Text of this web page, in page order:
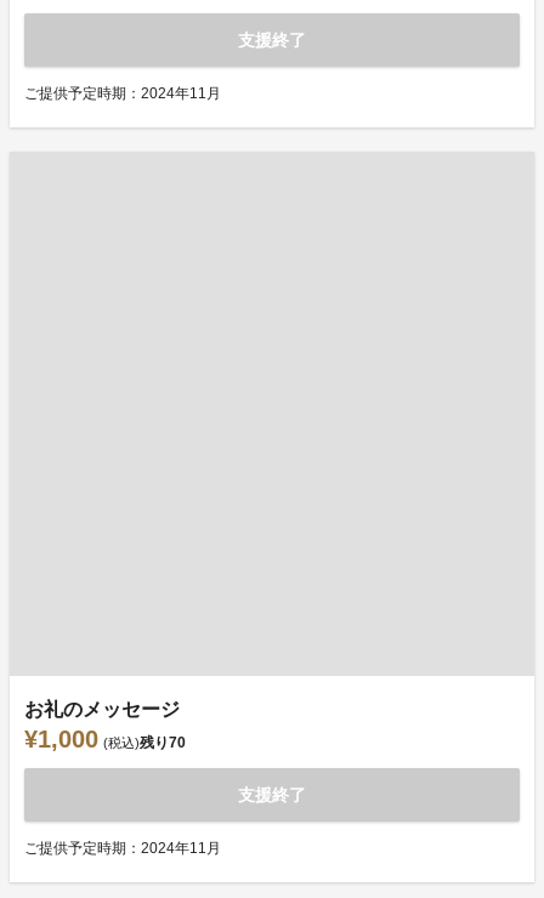
支援終了
ご提供予定時期：2024年11月
お礼のメッセージ
¥1,000 (税込)残り70
支援終了
ご提供予定時期：2024年11月